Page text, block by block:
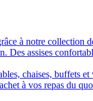
à notre
assises
chaises,
à vos repas du